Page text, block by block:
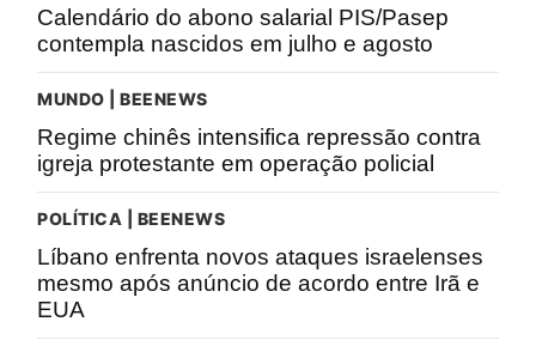
Calendário do abono salarial PIS/Pasep
contempla nascidos em julho e agosto
MUNDO | BEENEWS
Regime chinês intensifica repressão contra
igreja protestante em operação policial
POLÍTICA | BEENEWS
Líbano enfrenta novos ataques israelenses
mesmo após anúncio de acordo entre Irã e
EUA